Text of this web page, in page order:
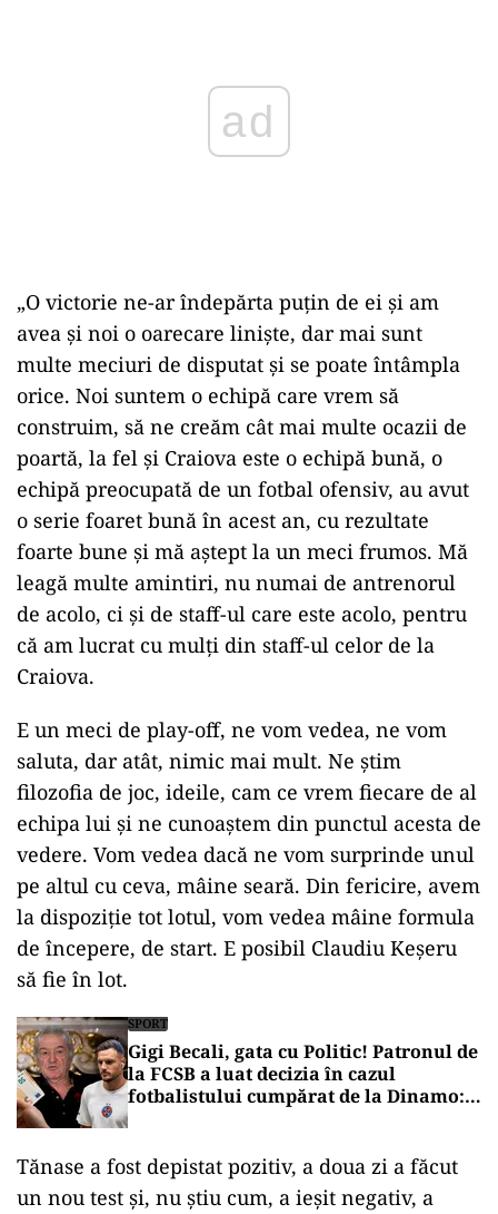
„O victorie ne-ar îndepărta puţin de ei şi am
avea şi noi o oarecare linişte, dar mai sunt
multe meciuri de disputat şi se poate întâmpla
orice. Noi suntem o echipă care vrem să
construim, să ne creăm cât mai multe ocazii de
poartă, la fel şi Craiova este o echipă bună, o
echipă preocupată de un fotbal ofensiv, au avut
o serie foaret bună în acest an, cu rezultate
foarte bune şi mă aştept la un meci frumos. Mă
leagă multe amintiri, nu numai de antrenorul
de acolo, ci şi de staff-ul care este acolo, pentru
că am lucrat cu mulţi din staff-ul celor de la
Craiova.
E un meci de play-off, ne vom vedea, ne vom
saluta, dar atât, nimic mai mult. Ne ştim
filozofia de joc, ideile, cam ce vrem fiecare de al
echipa lui şi ne cunoaştem din punctul acesta de
vedere. Vom vedea dacă ne vom surprinde unul
pe altul cu ceva, mâine seară. Din fericire, avem
la dispoziţie tot lotul, vom vedea mâine formula
de începere, de start. E posibil Claudiu Keşeru
să fie în lot.
SPORT
Gigi Becali, gata cu Politic! Patronul de
la FCSB a luat decizia în cazul
fotbalistului cumpărat de la Dinamo:
Tănase a fost depistat pozitiv, a doua zi a făcut
un nou test şi, nu ştiu cum, a ieşit negativ, a